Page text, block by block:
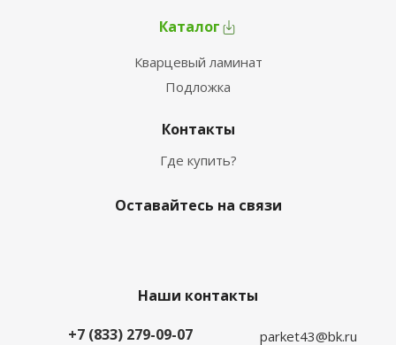
Каталог
Кварцевый ламинат
Подложка
Контакты
Где купить?
Оставайтесь на связи
Наши контакты
+7 (833) 279-09-07
parket43@bk.ru